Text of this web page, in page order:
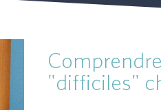
"difficiles"